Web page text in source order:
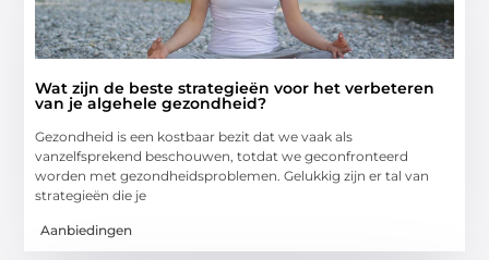
Wat zijn de beste strategieën voor het verbeteren
van je algehele gezondheid?
Gezondheid is een kostbaar bezit dat we vaak als
vanzelfsprekend beschouwen, totdat we geconfronteerd
worden met gezondheidsproblemen. Gelukkig zijn er tal van
strategieën die je
Aanbiedingen